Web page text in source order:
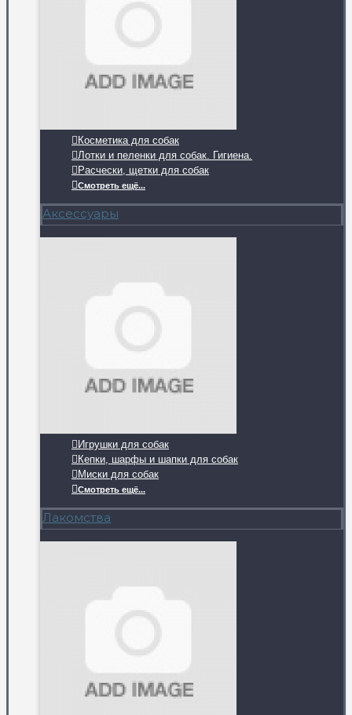
Косметика для собак
Лотки и пеленки для собак. Гигиена.
Расчески, щетки для собак
Смотреть ещё...
Аксессуары
Игрушки для собак
Кепки, шарфы и шапки для собак
Миски для собак
Смотреть ещё...
Лакомства